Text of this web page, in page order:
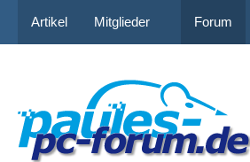
Artikel Mitglieder Forum